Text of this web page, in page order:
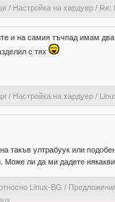
/ Настройка на хардуер/ Re:
и на самия тъчпад имам
с тях
/ Настройка на хардуер/
такъв ултрабуук или
Може ли да ми дадете
Linux-BG /